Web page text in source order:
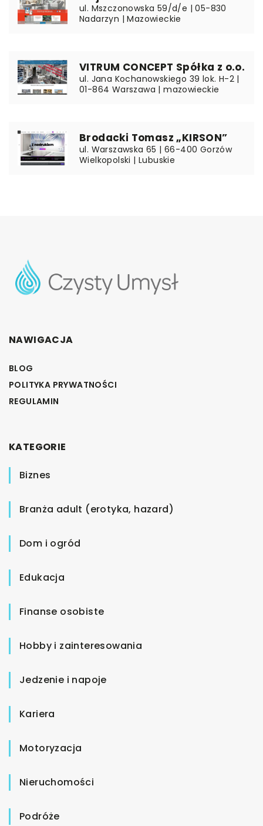
ul. Mszczonowska 59/d/e | 05-830
Nadarzyn | Mazowieckie
VITRUM CONCEPT Spółka z o.o.
ul. Jana Kochanowskiego 39 lok. H-2 |
01-864 Warszawa | mazowieckie
Brodacki Tomasz „KIRSON”
ul. Warszawska 65 | 66-400 Gorzów
Wielkopolski | Lubuskie
NAWIGACJA
BLOG
POLITYKA PRYWATNOŚCI
REGULAMIN
KATEGORIE
Biznes
Branża adult (erotyka, hazard)
Dom i ogród
Edukacja
Finanse osobiste
Hobby i zainteresowania
Jedzenie i napoje
Kariera
Motoryzacja
Nieruchomości
Podróże